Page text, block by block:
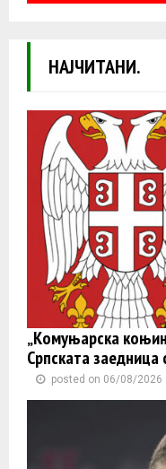
НАЈЧИТАНИ.
„Комуњарска
Српската
posted on 06/08/2026